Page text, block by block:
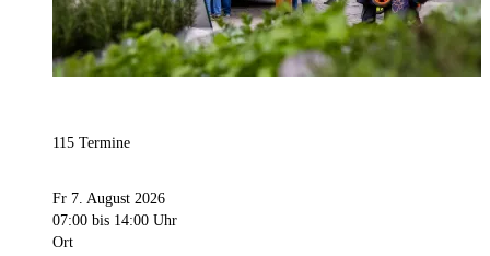
115 Termine
Fr 7. August 2026
07:00 bis 14:00 Uhr
Ort